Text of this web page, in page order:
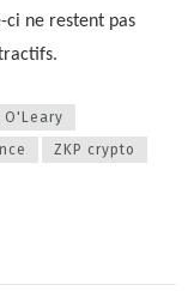
ci ne restent pas
O'Leary
ZKP crypto